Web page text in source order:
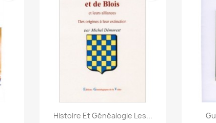
Anteprima
Histoire Et Généalogie Les...